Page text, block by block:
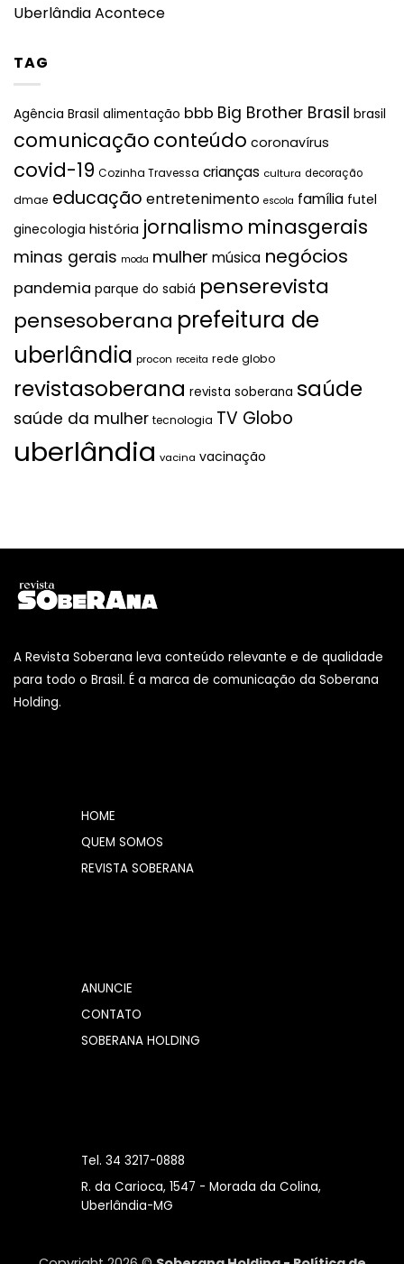
Uberlândia Acontece
TAG
Agência Brasil alimentação bbb Big Brother Brasil brasil
comunicação conteúdo coronavírus
covid-19 Cozinha Travessa crianças cultura decoração
dmae educação entretenimento escola família futel
ginecologia história jornalismo minasgerais
minas gerais moda mulher música negócios
pandemia parque do sabiá penserevista
pensesoberana prefeitura de
uberlândia procon receita rede globo
revistasoberana revista soberana saúde
saúde da mulher tecnologia TV Globo
uberlândia vacina vacinação
A Revista Soberana leva conteúdo relevante e de qualidade
para todo o Brasil. É a marca de comunicação da Soberana
Holding.
HOME
QUEM SOMOS
REVISTA SOBERANA
ANUNCIE
CONTATO
SOBERANA HOLDING
Tel. 34 3217-0888
R. da Carioca, 1547 - Morada da Colina,
Uberlândia-MG